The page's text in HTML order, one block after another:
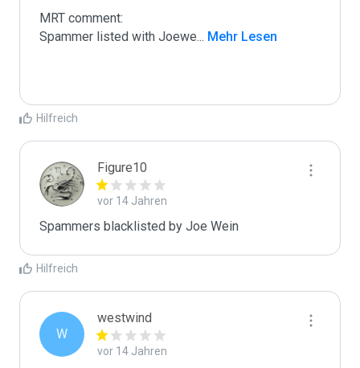
MRT comment:
Spammer listed with Joewe... Mehr Lesen
Hilfreich
Figure10
vor 14 Jahren
Spammers blacklisted by Joe Wein
Hilfreich
W
westwind
vor 14 Jahren